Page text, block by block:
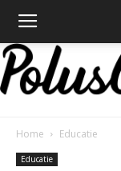
Home Educatie
Educatie